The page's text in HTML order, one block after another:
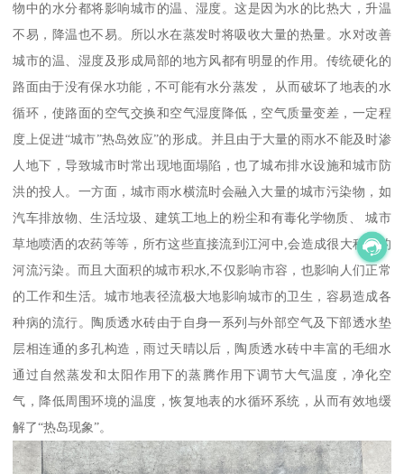
物中的水分都将影响城市的温、湿度。这是因为水的比热大，升温
不易，降温也不易。所以水在蒸发时将吸收大量的热量。水对改善
城市的温、湿度及形成局部的地方风都有明显的作用。传统硬化的
路面由于没有保水功能，不可能有水分蒸发， 从而破坏了地表的水
循环，使路面的空气交换和空气湿度降低，空气质量变差，一定程
度上促进“城市”热岛效应”的形成。并且由于大量的雨水不能及时渗
人地下，导致城市时常出现地面塌陷，也了城布排水设施和城市防
洪的投人。一方面，城市雨水横流时会融入大量的城市污染物，如
汽车排放物、生活垃圾、建筑工地上的粉尘和有毒化学物质、 城市
草地喷洒的农药等等，所冇这些直接流到江河中,会造成很大程度的
河流污染。而且大面积的城市积水,不仅影响市容，也影响人们正常
的工作和生活。城市地表径流极大地影响城市的卫生，容易造成各
种病的流行。陶质透水砖由于自身一系列与外部空气及下部透水垫
层相连通的多孔构造，雨过天晴以后，陶质透水砖中丰富的毛细水
通过自然蒸发和太阳作用下的蒸腾作用下调节大气温度，净化空
气，降低周围环境的温度，恢复地表的水循环系统，从而有效地缓
解了“热岛现象”。